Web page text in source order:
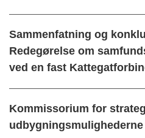
Sammenfatning og
Redegørelse om
ved en fast
Kommissorium for